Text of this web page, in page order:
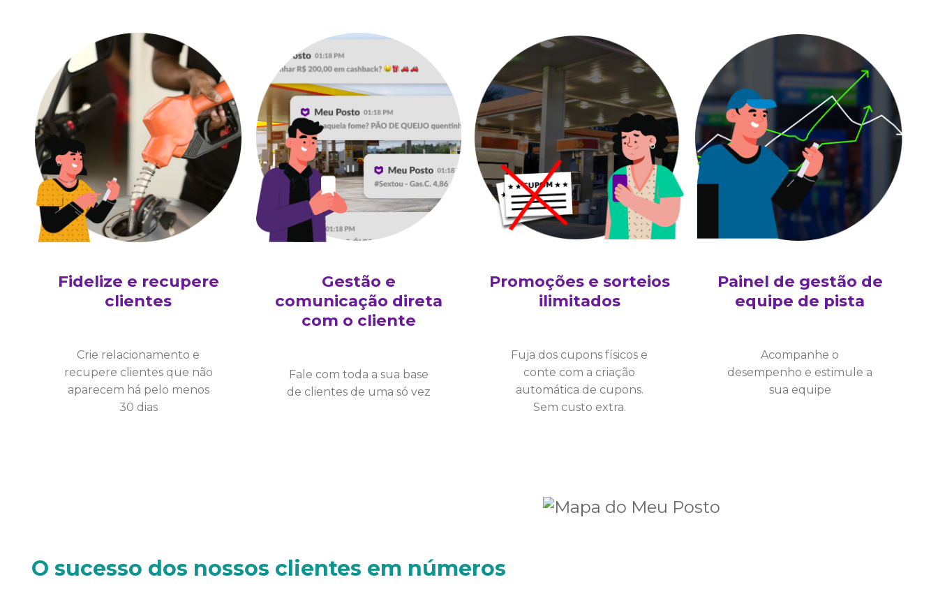
Fidelize e recupere
clientes
Crie relacionamento e
recupere clientes que não
aparecem há pelo menos
30 dias
Gestão e
comunicação direta
com o cliente
Fale com toda a sua base
de clientes de uma só vez
Promoções e sorteios
ilimitados
Fuja dos cupons físicos e
conte com a criação
automática de cupons.
Sem custo extra.
Painel de gestão de
equipe de pista
Acompanhe o
desempenho e estimule a
sua equipe
O sucesso dos nossos clientes em números